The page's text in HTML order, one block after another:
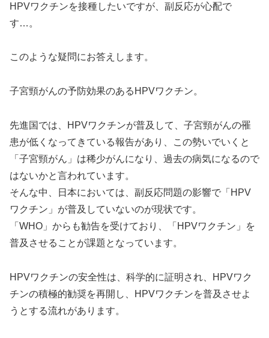
HPVワクチンを接種したいですが、副反応が心配で
す…。
このような疑問にお答えします。
子宮頸がんの予防効果のあるHPVワクチン。
先進国では、HPVワクチンが普及して、子宮頸がんの罹
患が低くなってきている報告があり、この勢いでいくと
「子宮頸がん」は稀少がんになり、過去の病気になるので
はないかと言われています。
そんな中、日本においては、副反応問題の影響で「HPV
ワクチン」が普及していないのが現状です。
「WHO」からも勧告を受けており、「HPVワクチン」を
普及させることが課題となっています。
HPVワクチンの安全性は、科学的に証明され、HPVワク
チンの積極的勧奨を再開し、HPVワクチンを普及させよ
うとする流れがあります。